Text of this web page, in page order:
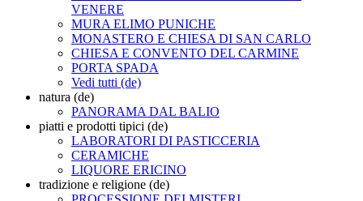
VENERE
MURA ELIMO PUNICHE
MONASTERO E CHIESA DI SAN CARLO
CHIESA E CONVENTO DEL CARMINE
PORTA SPADA
Vedi tutti (de)
natura (de)
PANORAMA DAL BALIO
piatti e prodotti tipici (de)
LABORATORI DI PASTICCERIA
CERAMICHE
LIQUORE ERICINO
tradizione e religione (de)